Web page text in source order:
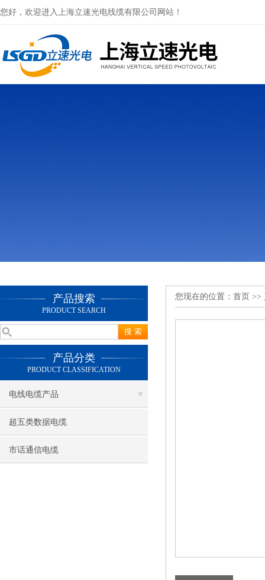
您好，欢迎进入上海立速光电线缆有限公司网站！
产品搜索
PRODUCT SEARCH
产品分类
PRODUCT CLASSIFICATION
电线电缆产品
超五类数据电缆
市话通信电缆
您现在的位置： 首页 >>